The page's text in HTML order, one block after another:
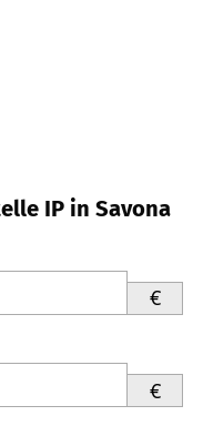
IP in Savona
€
€